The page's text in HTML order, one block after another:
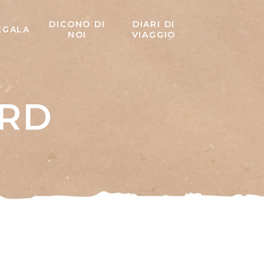
DICONO DI
NOI
DIARI DI
VIAGGIO